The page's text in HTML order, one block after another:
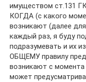
имуществом ст.131
КОГДА (с какого
возникают (далее
каждый раз, я буду
подразумевать и их
ОБЩЕМУ правилу
возникают с момента
может